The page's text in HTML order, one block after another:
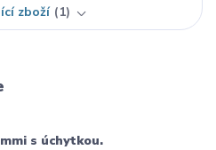
zboží
1
s úchytkou.